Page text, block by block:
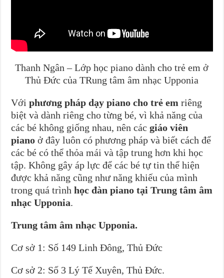
Thanh Ngân – Lớp học piano dành cho trẻ em ở
Thủ Đức của TRung tâm âm nhạc Upponia
Vớiphương pháp dạy piano cho trẻ em riêng
biệt và dành riêng cho từng bé, vì khả năng của
các bé không giống nhau, nên cácgiáo viên
piano ở đây luôn có phương pháp và biết cách để
các bé có thể thỏa mái và tập trung hơn khi học
tập. Không gây áp lực để các bé tự tin thể hiện
được khả năng cũng như năng khiếu của mình
trong quá trìnhhọc đàn piano tại Trung tâm âm
nhạc Upponia.
Trung tâm âm nhạc Upponia.
Cơ sở 1: Số 149 Linh Đông, Thủ Đức
Cơ sở 2: Số 3 Lý Tế Xuyên, Thủ Đức.